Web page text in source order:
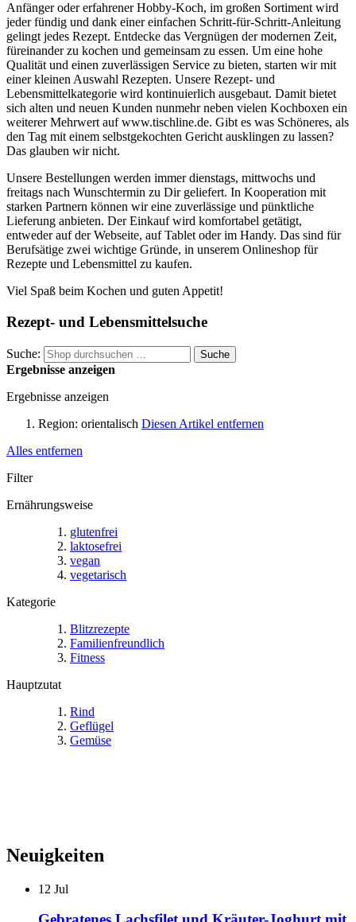
Anfänger oder erfahrener Hobby-Koch, im großen Sortiment wird
jeder fündig und dank einer einfachen Schritt-für-Schritt-Anleitung
gelingt jedes Rezept. Entdecke das Vergnügen der modernen Zeit,
füreinander zu kochen und gemeinsam zu essen. Um eine hohe
Qualität und einen zuverlässigen Service zu bieten, starten wir mit
einer kleinen Auswahl Rezepten. Unsere Rezept- und
Lebensmittelkategorie wird kontinuierlich ausgebaut. Damit bietet
sich alten und neuen Kunden nunmehr neben vielen Kochboxen ein
weiterer Mehrwert auf www.tischline.de. Gibt es was Schöneres, als
den Tag mit einem selbstgekochten Gericht ausklingen zu lassen?
Das glauben wir nicht.
Unsere Bestellungen werden immer dienstags, mittwochs und
freitags nach Wunschtermin zu Dir geliefert. In Kooperation mit
starken Partnern können wir eine zuverlässige und pünktliche
Lieferung anbieten. Der Einkauf wird komfortabel getätigt,
entweder auf der Webseite, auf Tablet oder im Handy. Das sind für
Berufsätige zwei wichtige Gründe, in unserem Onlineshop für
Rezepte und Lebensmittel zu kaufen.
Viel Spaß beim Kochen und guten Appetit!
Rezept- und Lebensmittelsuche
Suche: Suche
Ergebnisse anzeigen
Ergebnisse anzeigen
Region: orientalisch Diesen Artikel entfernen
Alles entfernen
Filter
Ernährungsweise
glutenfrei
laktosefrei
vegan
vegetarisch
Kategorie
Blitzrezepte
Familienfreundlich
Fitness
Hauptzutat
Rind
Geflügel
Gemüse
Neuigkeiten
12 Jul